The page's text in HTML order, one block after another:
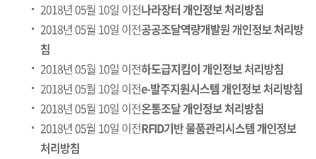
2018년 05월 10일 이전나라장터 개인정보 처리방침
2018년 05월 10일 이전공공조달역량개발원 개인정보 처리방
침
2018년 05월 10일 이전하도급지킴이 개인정보 처리방침
2018년 05월 10일 이전e-발주지원시스템 개인정보 처리방침
2018년 05월 10일 이전온통조달 개인정보 처리방침
2018년 05월 10일 이전RFID기반 물품관리시스템 개인정보
처리방침